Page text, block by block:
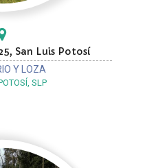
San Luis Potosí
Y LOZA
SLP